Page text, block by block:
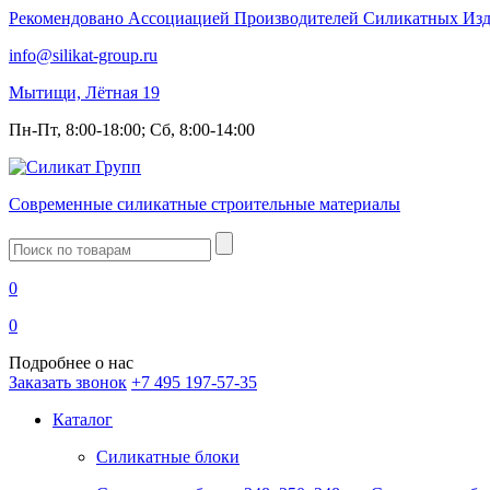
Рекомендовано Ассоциацией Производителей Силикатных
info@silikat-group.ru
Мытищи, Лётная 19
Пн-Пт, 8:00-18:00; Сб, 8:00-14:00
Современные силикатные строительные материалы
Введите
запрос
0
0
Подробнее о нас
Заказать звонок +7 495 197-57-35
Каталог
Силикатные блоки